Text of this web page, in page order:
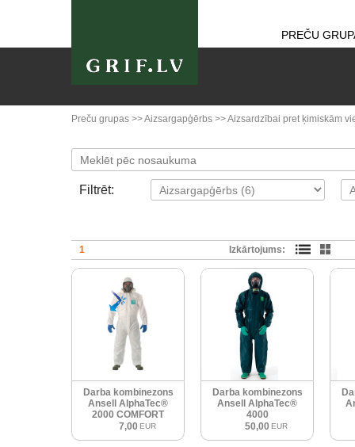
PREČU
Preču grupas >>Aizsargapģērbs >>Aizsardzībai pret ķimiskām
Filtrēt:
1 Izkārtojums:
Darba kombinezons
Ansell AlphaTec®
2000 COMFORT
7,00 EUR
Darba kombinezons
Ansell AlphaTec®
4000
50,00 EUR